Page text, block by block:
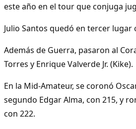
este año en el tour que conjuga
Julio Santos quedó en tercer
Además de Guerra, pasaron al
Torres y Enrique Valverde Jr. (Kike).
En la Mid-Amateur, se coronó
segundo Edgar Alma, con 215, y
con 222.